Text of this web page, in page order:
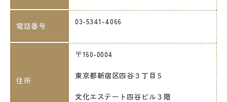
電話番号 03-5341-4066
住所
〒160-0004
東京都新宿区四谷３丁目５
文化エステート四谷ビル３階